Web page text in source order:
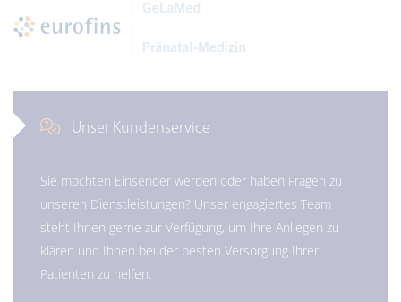
Unser Kundenservice
Sie möchten Einsender werden oder haben Fragen zu
unseren Dienstleistungen? Unser engagiertes Team
steht Ihnen gerne zur Verfügung, um Ihre Anliegen zu
klären und Ihnen bei der besten Versorgung Ihrer
Patienten zu helfen.